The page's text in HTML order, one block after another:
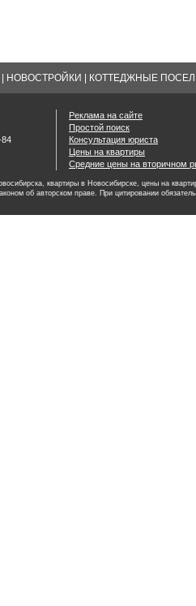
НОВОСТРОЙКИ КОТТЕДЖНЫЕ
Реклама на сайте
Простой поиск
Консультация юриста
Цены на квартиры
Средние цены на вторичном
квартиры в Новосибирске, цены на
об авторском праве. При цитировании